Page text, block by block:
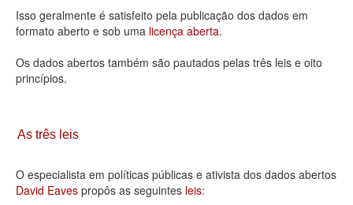
Administração
Legislação
Agenda
Contato
Isso geralmente é satisfeito pela publicação dos dados em
formato aberto e sob uma licença aberta.
Os dados abertos também são pautados pelas três leis e oito
princípios.
As três leis
O especialista em políticas públicas e ativista dos dados abertos
David Eaves propôs as seguintes leis: